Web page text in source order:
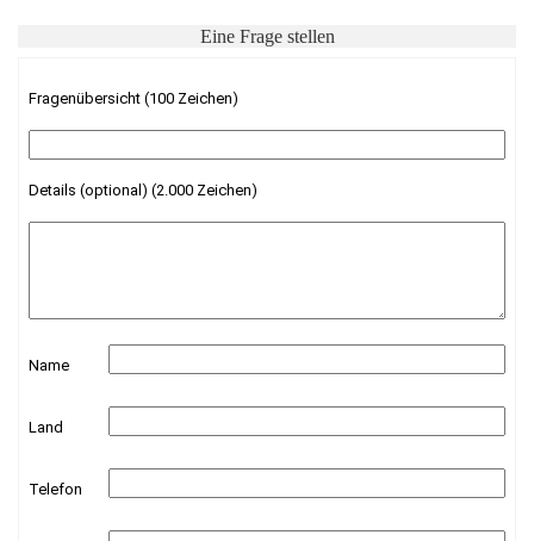
Eine Frage stellen
Fragenübersicht (100 Zeichen)
Details (optional) (2.000 Zeichen)
Name
Land
Telefon